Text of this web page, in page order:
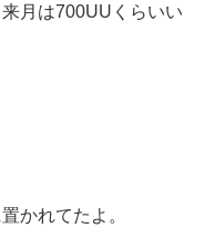
月は700UUくらいい
かれてたよ。